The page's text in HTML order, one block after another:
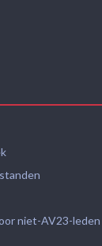
niet-AV23-leden